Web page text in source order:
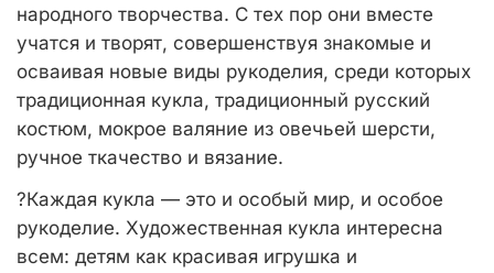
народного творчества. С тех пор они вместе
учатся и творят, совершенствуя знакомые и
осваивая новые виды рукоделия, среди которых
традиционная кукла, традиционный русский
костюм, мокрое валяние из овечьей шерсти,
ручное ткачество и вязание.
?Каждая кукла — это и особый мир, и особое
рукоделие. Художественная кукла интересна
всем: детям как красивая игрушка и